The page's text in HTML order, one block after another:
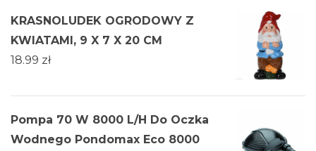
KRASNOLUDEK OGRODOWY Z
KWIATAMI, 9 X 7 X 20 CM
18.99 zł
Pompa 70 W 8000 L/H Do Oczka
Wodnego Pondomax Eco 8000